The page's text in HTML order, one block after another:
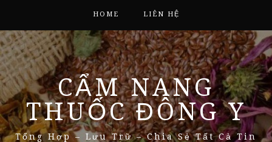
HOME LIÊN HỆ
CẨM NANG
THUỐC ĐÔNG Y
Tổng Hợp – Lưu Trữ – Chia Sẻ Tất Cả Tin